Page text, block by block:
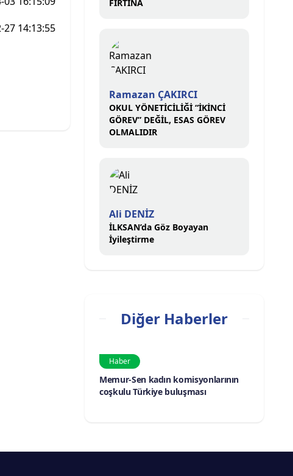
27 14:13:55
FIRTINA
Ramazan ÇAKIRCI
OKUL YÖNETİCİLİĞİ “İKİNCİ
GÖREV” DEĞİL, ESAS GÖREV
OLMALIDIR
Ali DENİZ
İLKSAN’da Göz Boyayan
İyileştirme
Diğer Haberler
Haber
Memur-Sen kadın komisyonlarının
coşkulu Türkiye buluşması